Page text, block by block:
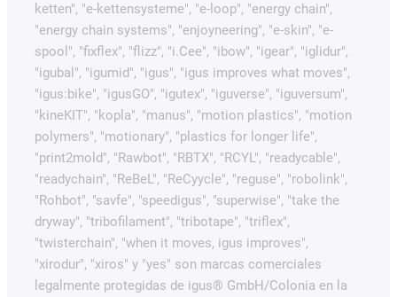
ketten", "e-kettensysteme", "e-loop", "energy chain",
"energy chain systems", "enjoyneering", "e-skin", "e-
spool", "fixflex", "flizz", "i.Cee", "ibow", "igear", "iglidur",
"igubal", "igumid", "igus", "igus improves what moves",
"igus:bike", "igusGO", "igutex", "iguverse", "iguversum",
"kineKIT", "kopla", "manus", "motion plastics", "motion
polymers", "motionary", "plastics for longer life",
"print2mold", "Rawbot", "RBTX", "RCYL", "readycable",
"readychain", "ReBeL", "ReCyycle", "reguse", "robolink",
"Rohbot", "savfe", "speedigus", "superwise", "take the
dryway", "tribofilament", "tribotape", "triflex",
"twisterchain", "when it moves, igus improves",
"xirodur", "xiros" y "yes" son marcas comerciales
legalmente protegidas de igus® GmbH/Colonia en la